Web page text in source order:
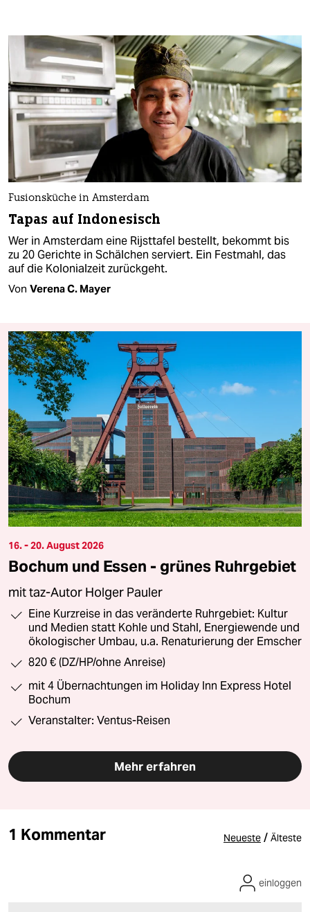
Fusionsküche in Amsterdam
Tapas auf Indonesisch
Wer in Amsterdam eine Rijsttafel bestellt, bekommt bis
zu 20 Gerichte in Schälchen serviert. Ein Festmahl, das
auf die Kolonialzeit zurückgeht.
Von Verena C. Mayer
16. - 20. August 2026
Bochum und Essen - grünes Ruhrgebiet
mit taz-Autor Holger Pauler
Eine Kurzreise in das veränderte Ruhrgebiet: Kultur
und Medien statt Kohle und Stahl, Energiewende und
ökologischer Umbau, u.a. Renaturierung der Emscher
820 € (DZ/HP/ohne Anreise)
mit 4 Übernachtungen im Holiday Inn Express Hotel
Bochum
Veranstalter: Ventus-Reisen
Mehr erfahren
1 Kommentar Neueste / Älteste
einloggen